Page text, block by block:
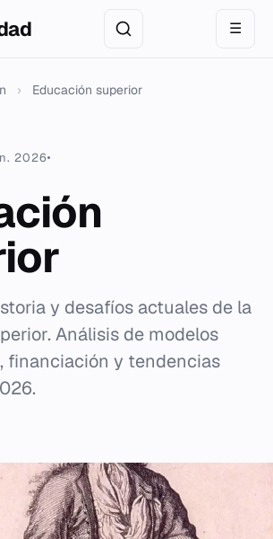
☰
› Educación superior
2026
y desafíos actuales de la
Análisis de modelos
financiación y tendencias